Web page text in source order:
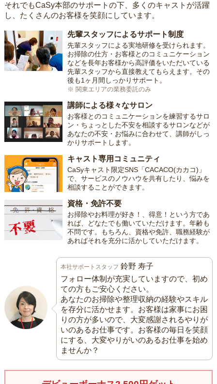
それでもCaSy本部のサポートの下、多くのキャストが活躍
し、たくさんのお客様を笑顔にしています。
先輩スタッフによるサポート制度
先輩スタッフによる実地研修を受けられます。
お掃除の仕方・お客様とのコミュニケーション
などを長年お客様から高評価をいただいている
先輩スタッフから直接教えてもらえます。その
後も1ヶ月間しっかりサポート。
※ 関東エリアの業務委託のみ
講師による様々なサロン
お客様とのコミュニケーションを練習するサロ
ン・ちょっとした不安を相談するサロンなどが
あなたの不安・お悩みに合わせて、講師がしっ
かりサポートします。
キャスト専用コミュニティ
CaSyキャスト限定SNS「CACACO(カカコ)」
で、サービスのノウハウを共有したり、悩みを
相談することができます。
資格・免許不要
お掃除やお料理が好き！、得意！という方であ
れば、どなたでも働いていただけます。年齢も
不問です。もちろん、資格や免許、職務経験が
あればそれを充分に活かしていただけます。
本社サポートスタッフ 鈴野 寿子
フォロー体制が充実していますので、初め
ての方もご安心ください。
あなたのお掃除や整理収納の経験やスキル
を存分に活かせます。お客様は家事にお困
りの方が多いので、大変感謝されるやりが
いのあるお仕事です。お客様の毎日を笑顔
にする、大変やりがいのあるお仕事を始め
ませんか？